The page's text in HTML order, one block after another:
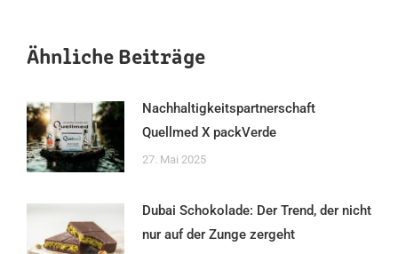
Ähnliche Beiträge
Nachhaltigkeitspartnerschaft
Quellmed X packVerde
27. Mai 2025
Dubai Schokolade: Der Trend, der nicht
nur auf der Zunge zergeht